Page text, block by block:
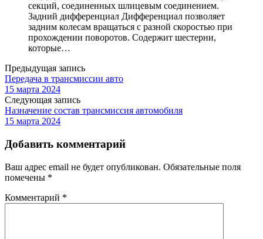
секций, соединенных шлицевым соединением.
Задний дифференциал Дифференциал позволяет
задним колесам вращаться с разной скоростью при
прохождении поворотов. Содержит шестерни,
которые…
Предыдущая запись
Передача в трансмиссии авто
15 марта 2024
Следующая запись
Назначение состав трансмиссия автомобиля
15 марта 2024
Добавить комментарий
Ваш адрес email не будет опубликован. Обязательные поля
помечены *
Комментарий *